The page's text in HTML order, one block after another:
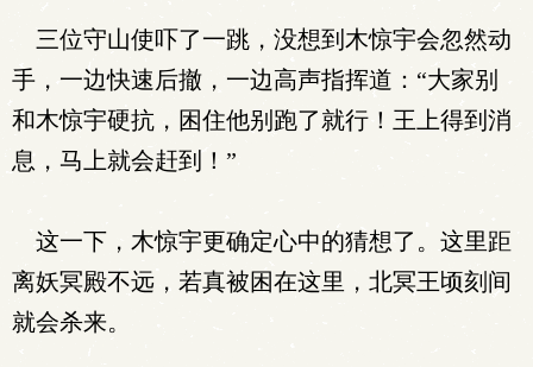
三位守山使吓了一跳，没想到木惊宇会忽然动
手，一边快速后撤，一边高声指挥道：“大家别
和木惊宇硬抗，困住他别跑了就行！王上得到消
息，马上就会赶到！”
这一下，木惊宇更确定心中的猜想了。这里距
离妖冥殿不远，若真被困在这里，北冥王顷刻间
就会杀来。